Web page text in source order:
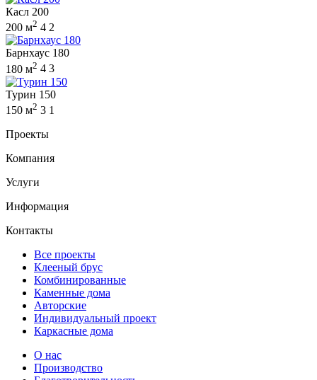
Касл 200
200 м2 4 2
Барнхаус 180
180 м2 4 3
Турин 150
150 м2 3 1
Проекты
Компания
Услуги
Информация
Контакты
Все проекты
Клееный брус
Комбинированные
Каменные дома
Авторские
Индивидуальный проект
Каркасные дома
О нас
Производство